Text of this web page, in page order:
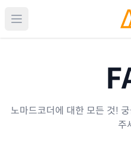
노마드코더에 대한 모든 것!
주